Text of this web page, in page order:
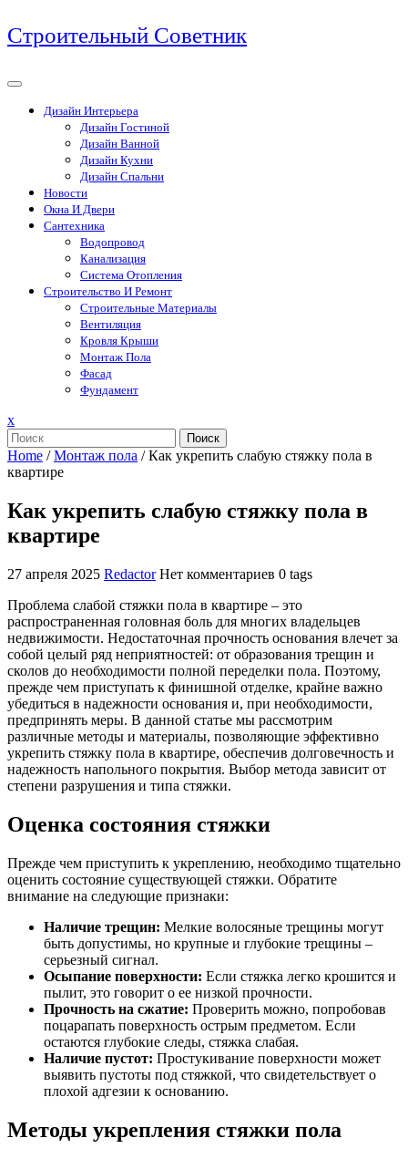
Перейти
к
Строительный Советник
Дизайн Интерьера
Дизайн Гостиной
Дизайн Ванной
Дизайн Кухни
Дизайн Спальни
Новости
Окна И Двери
Сантехника
Водопровод
Канализация
Система Отопления
Строительство И Ремонт
Строительные Материалы
Вентиляция
Кровля Крыши
Монтаж Пола
Фасад
Фундамент
xЗакрыть
меню
Поиск
Home /Монтаж пола /Как укрепить слабую стяжку пола в
квартире
Как укрепить слабую стяжку пола в
квартире
27 апреля 2025 Redactor Нет комментариев 0 tags
Проблема слабой стяжки пола в квартире – это
распространенная головная боль для многих владельцев
недвижимости. Недостаточная прочность основания влечет за
собой целый ряд неприятностей: от образования трещин и
сколов до необходимости полной переделки пола. Поэтому,
прежде чем приступать к финишной отделке, крайне важно
убедиться в надежности основания и, при необходимости,
предпринять меры. В данной статье мы рассмотрим
различные методы и материалы, позволяющие эффективно
укрепить стяжку пола в квартире, обеспечив долговечность и
надежность напольного покрытия. Выбор метода зависит от
степени разрушения и типа стяжки.
Оценка состояния стяжки
Прежде чем приступить к укреплению, необходимо тщательно
оценить состояние существующей стяжки. Обратите
внимание на следующие признаки:
Наличие трещин: Мелкие волосяные трещины могут
быть допустимы, но крупные и глубокие трещины –
серьезный сигнал.
Осыпание поверхности: Если стяжка легко крошится и
пылит, это говорит о ее низкой прочности.
Прочность на сжатие: Проверить можно, попробовав
поцарапать поверхность острым предметом. Если
остаются глубокие следы, стяжка слабая.
Наличие пустот: Простукивание поверхности может
выявить пустоты под стяжкой, что свидетельствует о
плохой адгезии к основанию.
Методы укрепления стяжки пола